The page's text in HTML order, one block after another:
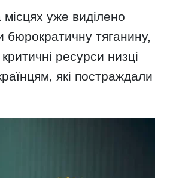
уже виділено
тяганину,
ресурси низці
які постраждали